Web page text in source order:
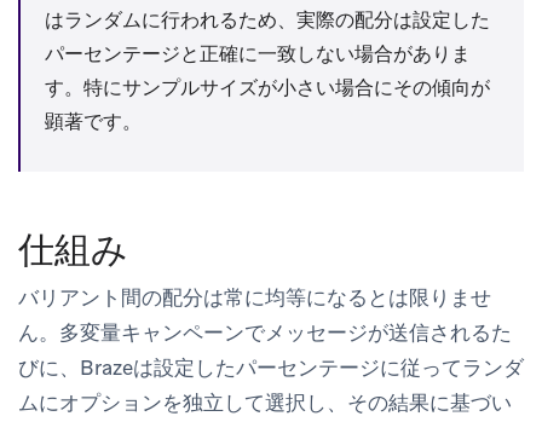
はランダムに行われるため、実際の配分は設定した
パーセンテージと正確に一致しない場合がありま
す。特にサンプルサイズが小さい場合にその傾向が
顕著です。
仕組み
バリアント間の配分は常に均等になるとは限りませ
ん。多変量キャンペーンでメッセージが送信されるた
びに、Brazeは設定したパーセンテージに従ってランダ
ムにオプションを独立して選択し、その結果に基づい